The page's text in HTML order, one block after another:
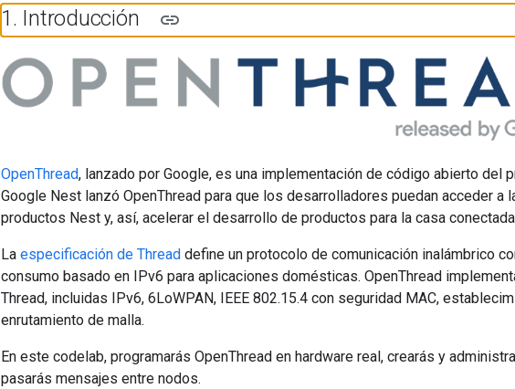
1. Introducción
OpenThread, lanzado por Google, es una implementación de código abierto del
Google Nest lanzó OpenThread para que los desarrolladores puedan acceder a
productos Nest y, así, acelerar el desarrollo de productos para la casa
La especificación de Thread define un protocolo de comunicación inalámbrico
consumo basado en IPv6 para aplicaciones domésticas. OpenThread
Thread, incluidas IPv6, 6LoWPAN, IEEE 802.15.4 con seguridad MAC,
enrutamiento de malla.
En este codelab, programarás OpenThread en hardware real, crearás y
pasarás mensajes entre nodos.